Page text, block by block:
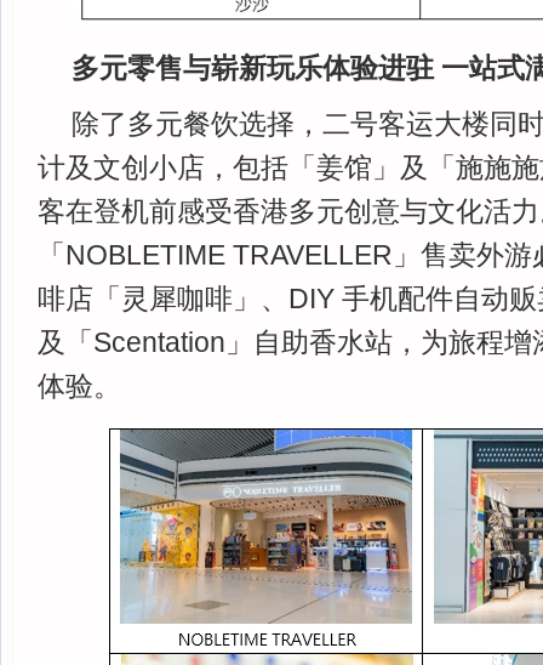
多元零售与崭新玩乐体验进驻 一站式
除了多元餐饮选择，二号客运大楼同
计及文创小店，包括「姜馆」及「施施
客在登机前感受香港多元创意与文化活
「NOBLETIME TRAVELLER」售卖外
啡店「灵犀咖啡」、DIY 手机配件自动
及「Scentation」自助香水站，为旅程
体验。